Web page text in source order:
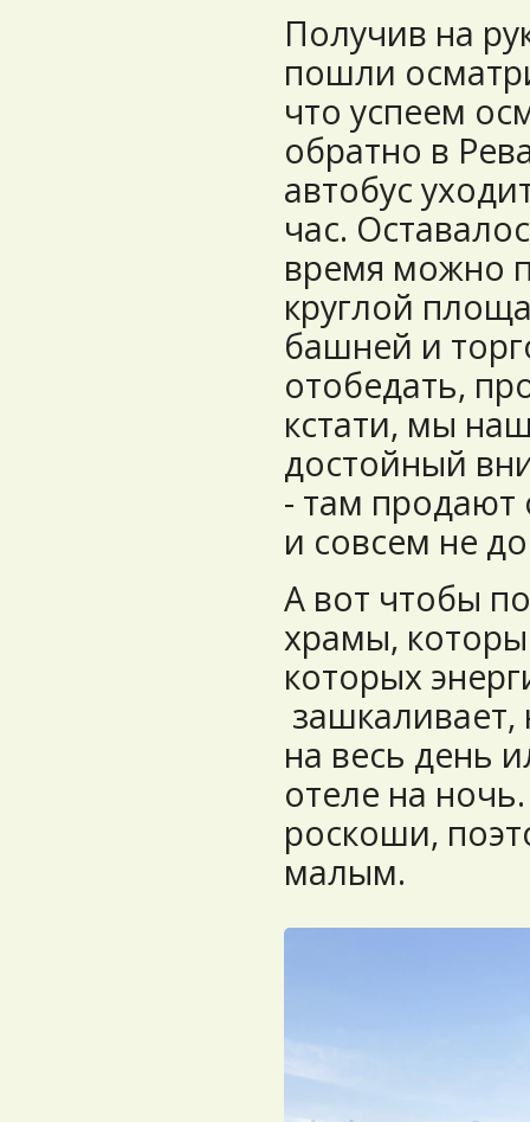
Получив на
пошли
что успеем
обратно в
автобус
час.
время можно
круглой
башней и
отобедать,
кстати, мы
достойный
- там
и совсем не
А вот чтобы
храмы,
которых
на весь день
отеле на
роскоши,
малым.